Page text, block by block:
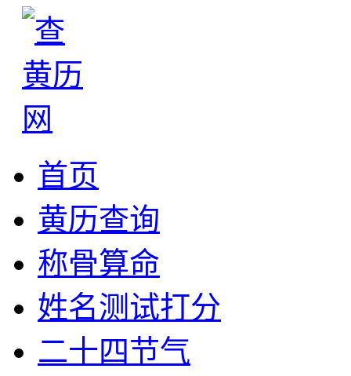
首页
黄历查询
称骨算命
姓名测试打分
二十四节气